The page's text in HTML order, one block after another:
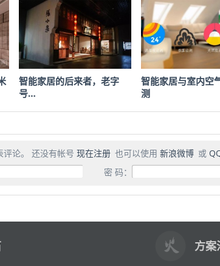
智能家居的后来者，老字
号…
智能家居与室内空
测
评论。 还没有帐号 现在注册 也可以使用 新浪微博 或
密 码：
方